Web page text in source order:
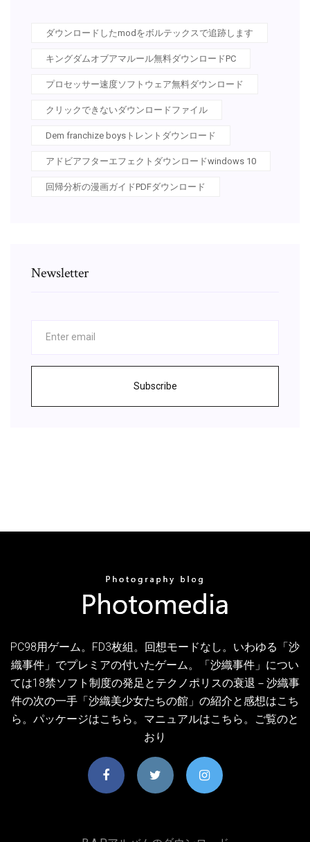
ダウンロードしたmodをボルテックスで追跡します
キングダムオブアマルール無料ダウンロードPC
プロセッサー速度ソフトウェア無料ダウンロード
クリックできないダウンロードファイル
Dem franchize boysトレントダウンロード
アドビアフターエフェクトダウンロードwindows 10
回帰分析の漫画ガイドPDFダウンロード
Newsletter
Subscribe
PC98用ゲーム。FD3枚組。回想モードなし。いわゆる「沙
織事件」でプレミアの付いたゲーム。「沙織事件」につい
ては18禁ソフト制度の発足とテクノポリスの衰退－沙織事
件の次の一手「沙織美少女たちの館」の紹介と感想はこち
ら。パッケージはこちら。マニュアルはこちら。ご覧のと
おり